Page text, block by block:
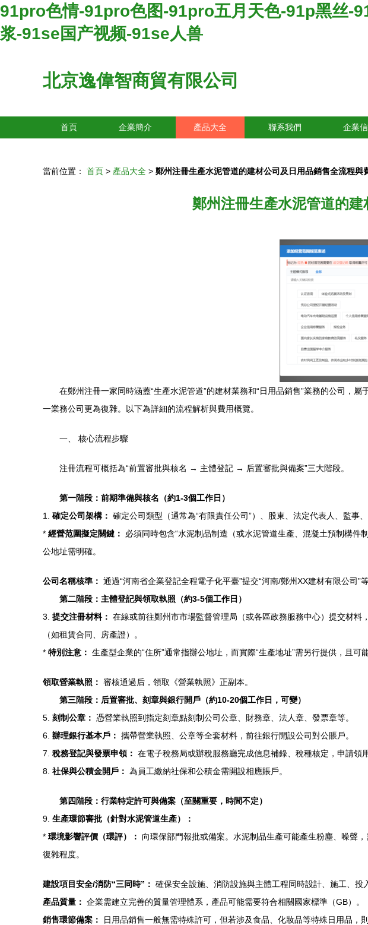
91pro色情-91pro色图-91pro五月天色-91p黑丝-
浆-91se国产视频-91se人兽
北京逸偉智商貿有限公司
首頁 企業簡介 產品大全 聯系我們 企業
當前位置： 首頁 > 產品大全 > 鄭州注冊生產水泥管道的建材公司及日用品銷售全流程與
鄭州注冊生產水泥管道的
在鄭州注冊一家同時涵蓋“生產水泥管道”的建材業務和“日用品銷售”業務的公司，
一業務公司更為復雜。以下為詳細的流程解析與費用概覽。
一、 核心流程步驟
注冊流程可概括為“前置審批與核名 → 主體登記 → 后置審批與備案”三大階段。
第一階段：前期準備與核名（約1-3個工作日）
1. 確定公司架構： 確定公司類型（通常為“有限責任公司”）、股東、法定代表人、監事
* 經營范圍擬定關鍵：
必須同時包含“水泥制品制造（或水泥管道生產、混凝土預制構件
公地址需明確。
公司名稱核準： 通過“河南省企業登記全程電子化平臺”提交“河南/鄭州XX建材有限公司”
第二階段：主體登記與領取執照（約3-5個工作日）
3. 提交注冊材料： 在線或前往鄭州市市場監督管理局（或各區政務服務中心）提交材
（如租賃合同、房產證）。
* 特別注意： 生產型企業的“住所”通常指辦公地址，而實際“生產地址”需另行提供，且可
領取營業執照： 審核通過后，領取《營業執照》正副本。
第三階段：后置審批、刻章與銀行開戶（約10-20個工作日，可變）
5. 刻制公章：
憑營業執照到指定刻章點刻制公司公章、財務章、法人章、發票章等。
6. 辦理銀行基本戶： 攜帶營業執照、公章等全套材料，前往銀行開設公司對公賬戶。
7. 稅務登記與發票申領： 在電子稅務局或辦稅服務廳完成信息補錄、稅種核定，申請領
8. 社保與公積金開戶： 為員工繳納社保和公積金需開設相應賬戶。
第四階段：行業特定許可與備案（至關重要，時間不定）
9. 生產環節審批（針對水泥管道生產）：
* 環境影響評價（環評）：
向環保部門報批或備案。水泥制品生產可能產生粉塵、噪聲
復雜程度。
建設項目安全/消防“三同時”： 確保安全設施、消防設施與主體工程同時設計、施工、投
產品質量： 企業需建立完善的質量管理體系，產品可能需要符合相關國家標準（GB）。
銷售環節備案：
日用品銷售一般無需特殊許可，但若涉及食品、化妝品等特殊日用品，